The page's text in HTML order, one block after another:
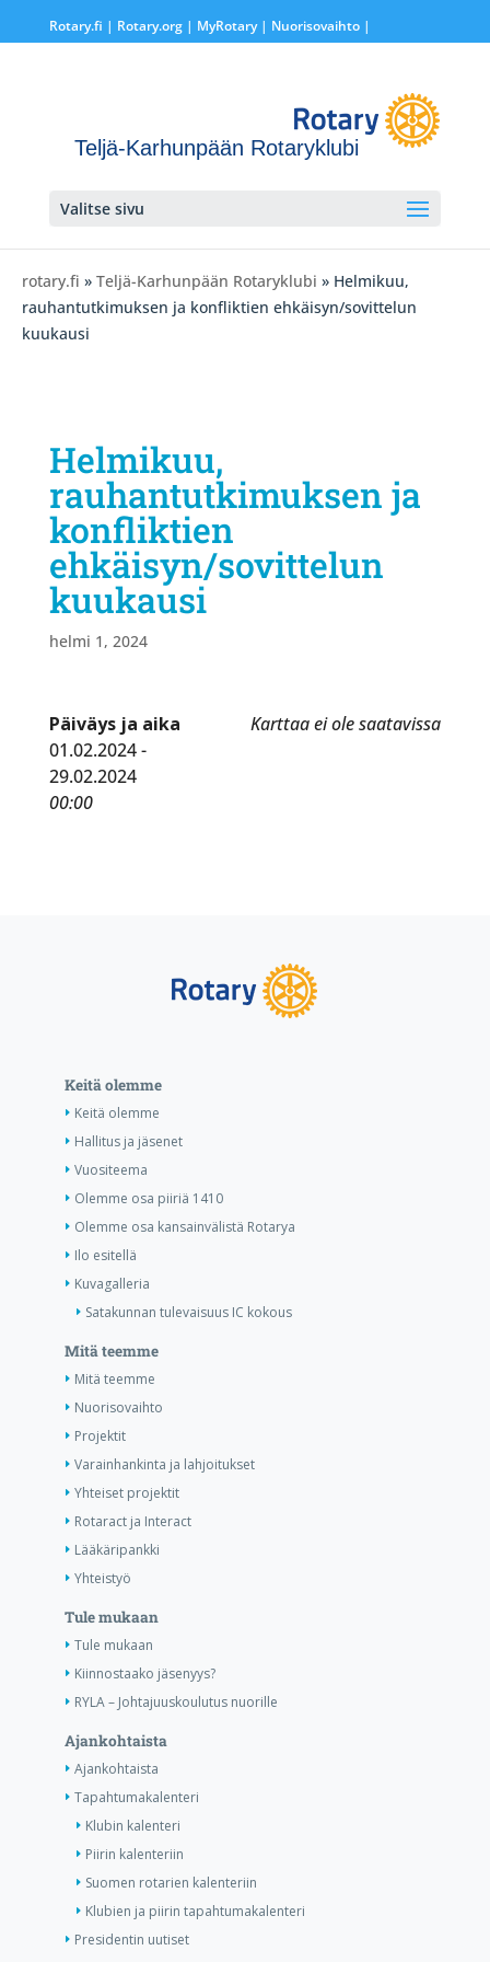
Rotary.fi | Rotary.org| MyRotary | Nuorisovaihto|
Teljä-Karhunpään Rotaryklubi
Valitse sivu
rotary.fi » Teljä-Karhunpään Rotaryklubi » Helmikuu,
rauhantutkimuksen ja konfliktien ehkäisyn/sovittelun
kuukausi
Helmikuu,
rauhantutkimuksen ja
konfliktien
ehkäisyn/sovittelun
kuukausi
helmi 1, 2024
Karttaa ei ole saatavissa
Päiväys ja aika
01.02.2024 -
29.02.2024
00:00
Keitä olemme
Keitä olemme
Hallitus ja jäsenet
Vuositeema
Olemme osa piiriä 1410
Olemme osa kansainvälistä Rotarya
Ilo esitellä
Kuvagalleria
Satakunnan tulevaisuus IC kokous
Mitä teemme
Mitä teemme
Nuorisovaihto
Projektit
Varainhankinta ja lahjoitukset
Yhteiset projektit
Rotaract ja Interact
Lääkäripankki
Yhteistyö
Tule mukaan
Tule mukaan
Kiinnostaako jäsenyys?
RYLA – Johtajuuskoulutus nuorille
Ajankohtaista
Ajankohtaista
Tapahtumakalenteri
Klubin kalenteri
Piirin kalenteriin
Suomen rotarien kalenteriin
Klubien ja piirin tapahtumakalenteri
Presidentin uutiset